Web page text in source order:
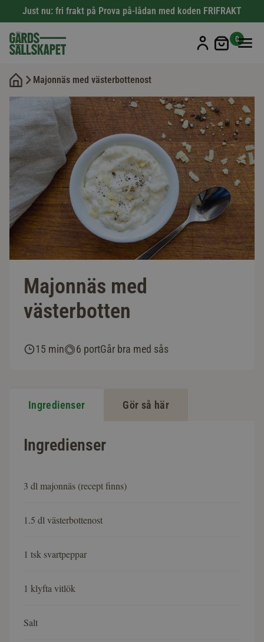
Just nu: fri frakt på Prova på-lådan med koden FRIFRAKT
Min
0
Majonnäs med västerbottenost
Majonnäs med
västerbotten
15 min 6 portGår bra med sås
Ingredienser Gör så här
Ingredienser
3 dl majonnäs (recept finns)
1.5 dl västerbottenost
1 tsk svartpeppar
1 klyfta vitlök
Salt